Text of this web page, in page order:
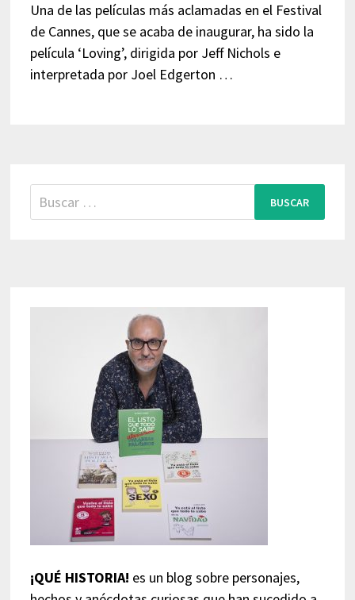
Una de las películas más aclamadas en el Festival
de Cannes, que se acaba de inaugurar, ha sido la
película ‘Loving’, dirigida por Jeff Nichols e
interpretada por Joel Edgerton …
Buscar:
¡QUÉ HISTORIA! es un blog sobre personajes,